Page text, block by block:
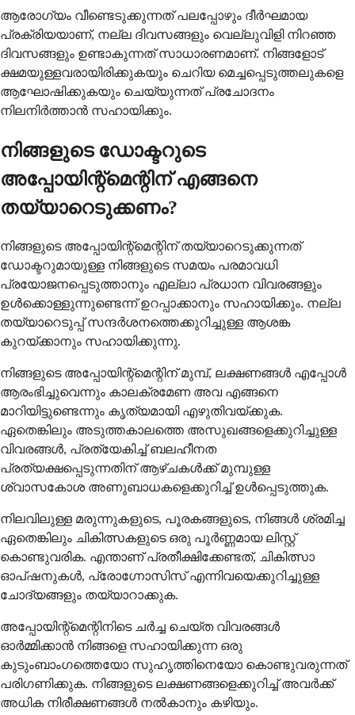
ആരോഗ്യം വീണ്ടെടുക്കുന്നത് പലപ്പോഴും ദീർഘമായ
പ്രക്രിയയാണ്, നല്ല ദിവസങ്ങളും വെല്ലുവിളി നിറഞ്ഞ
ദിവസങ്ങളും ഉണ്ടാകുന്നത് സാധാരണമാണ്. നിങ്ങളോട്
ക്ഷമയുള്ളവരായിരിക്കുകയും ചെറിയ മെച്ചപ്പെടുത്തലുകളെ
ആഘോഷിക്കുകയും ചെയ്യുന്നത് പ്രചോദനം
നിലനിർത്താൻ സഹായിക്കും.
നിങ്ങളുടെ ഡോക്ടറുടെ
അപ്പോയിന്റ്മെന്റിന് എങ്ങനെ
തയ്യാറെടുക്കണം?
നിങ്ങളുടെ അപ്പോയിന്റ്മെന്റിന് തയ്യാറെടുക്കുന്നത്
ഡോക്ടറുമായുള്ള നിങ്ങളുടെ സമയം പരമാവധി
പ്രയോജനപ്പെടുത്താനും എല്ലാ പ്രധാന വിവരങ്ങളും
ഉൾക്കൊള്ളുന്നുണ്ടെന്ന് ഉറപ്പാക്കാനും സഹായിക്കും. നല്ല
തയ്യാറെടുപ്പ് സന്ദർശനത്തെക്കുറിച്ചുള്ള ആശങ്ക
കുറയ്ക്കാനും സഹായിക്കുന്നു.
നിങ്ങളുടെ അപ്പോയിന്റ്മെന്റിന് മുമ്പ്, ലക്ഷണങ്ങൾ എപ്പോൾ
ആരംഭിച്ചുവെന്നും കാലക്രമേണ അവ എങ്ങനെ
മാറിയിട്ടുണ്ടെന്നും കൃത്യമായി എഴുതിവയ്ക്കുക.
ഏതെങ്കിലും അടുത്തകാലത്തെ അസുഖങ്ങളെക്കുറിച്ചുള്ള
വിവരങ്ങൾ, പ്രത്യേകിച്ച് ബലഹീനത
പ്രത്യക്ഷപ്പെടുന്നതിന് ആഴ്ചകൾക്ക് മുമ്പുള്ള
ശ്വാസകോശ അണുബാധകളെക്കുറിച്ച് ഉൾപ്പെടുത്തുക.
നിലവിലുള്ള മരുന്നുകളുടെ, പൂരകങ്ങളുടെ, നിങ്ങൾ ശ്രമിച്ച
ഏതെങ്കിലും ചികിത്സകളുടെ ഒരു പൂർണ്ണമായ ലിസ്റ്റ്
കൊണ്ടുവരിക. എന്താണ് പ്രതീക്ഷിക്കേണ്ടത്, ചികിത്സാ
ഓപ്ഷനുകൾ, പ്രോഗ്നോസിസ് എന്നിവയെക്കുറിച്ചുള്ള
ചോദ്യങ്ങളും തയ്യാറാക്കുക.
അപ്പോയിന്റ്മെന്റിനിടെ ചർച്ച ചെയ്ത വിവരങ്ങൾ
ഓർമ്മിക്കാൻ നിങ്ങളെ സഹായിക്കുന്ന ഒരു
കുടുംബാംഗത്തെയോ സുഹൃത്തിനെയോ കൊണ്ടുവരുന്നത്
പരിഗണിക്കുക. നിങ്ങളുടെ ലക്ഷണങ്ങളെക്കുറിച്ച് അവർക്ക്
അധിക നിരീക്ഷണങ്ങൾ നൽകാനും കഴിയും.